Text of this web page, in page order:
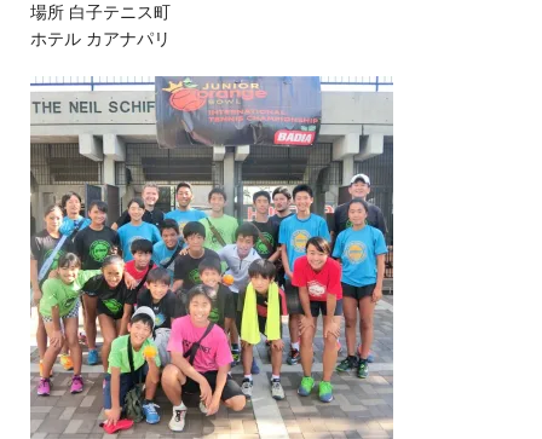
場所 白子テニス町
ホテル カアナパリ